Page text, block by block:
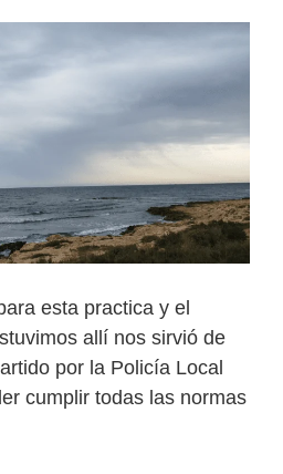
esta practica y el
allí nos sirvió de
por la Policía Local
cumplir todas las normas